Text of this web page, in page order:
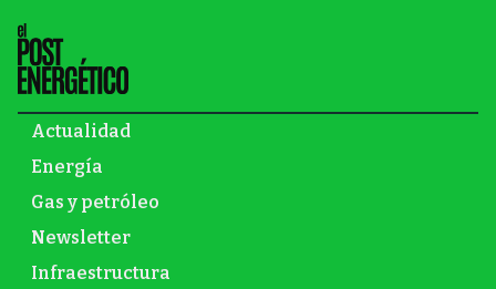
Actualidad
Energía
Gas y petróleo
Newsletter
Infraestructura